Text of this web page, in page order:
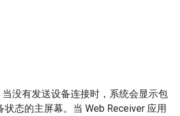
没有发送设备连接时，系统会显示包
状态的主屏幕。当 Web Receiver 应用